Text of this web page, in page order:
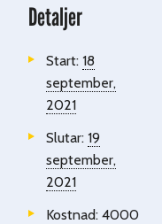
Detaljer
Start: 18
september,
2021
Slutar: 19
september,
2021
Kostnad: 4000